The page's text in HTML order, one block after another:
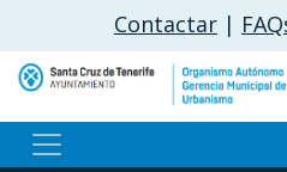
Pasar al contenido
Contactar |